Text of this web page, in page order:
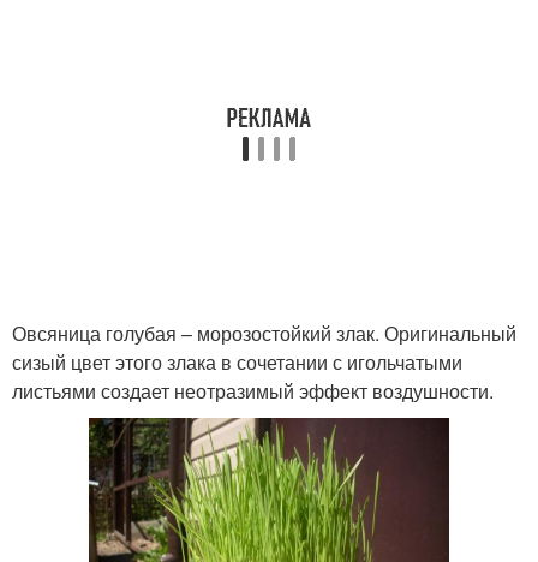
Овсяница голубая – морозостойкий злак. Оригинальный
сизый цвет этого злака в сочетании с игольчатыми
листьями создает неотразимый эффект воздушности.